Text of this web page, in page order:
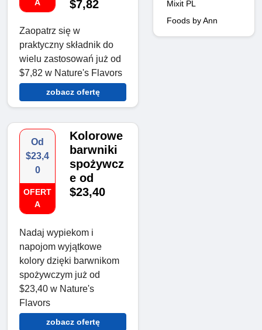
A
$7,82
Zaopatrz się w
praktyczny składnik do
wielu zastosowań już od
$7,82 w Nature's Flavors
zobacz ofertę
Od
$23,4
0
OFERT
A
Kolorowe
barwniki
spożywcz
e od
$23,40
Nadaj wypiekom i
napojom wyjątkowe
kolory dzięki barwnikom
spożywczym już od
$23,40 w Nature's
Flavors
zobacz ofertę
Mixit PL
Foods by Ann